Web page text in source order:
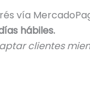
vía
hábiles.
clientes